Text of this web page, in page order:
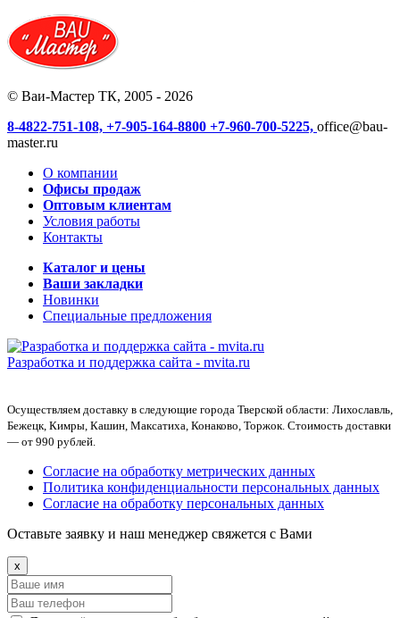
© Ваи-Мастер ТК, 2005 - 2026
8-4822-751-108, +7-905-164-8800 +7-960-700-5225, office@bau-
master.ru
О компании
Офисы продаж
Оптовым клиентам
Условия работы
Контакты
Каталог и цены
Ваши закладки
Новинки
Специальные предложения
Разработка и поддержка сайта - mvita.ru
Осуществляем доставку в следующие города Тверской области: Лихославль,
Бежецк, Кимры, Кашин, Максатиха, Конаково, Торжок. Стоимость доставки
— от 990 рублей.
Согласие на обработку метрических данных
Политика конфиденциальности персональных данных
Согласие на обработку персональных данных
Оставьте заявку и наш менеджер свяжется с Вами
x